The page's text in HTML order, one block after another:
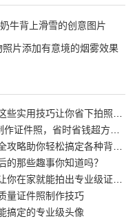
牛背上滑雪的创意图片
片添加有意境的烟雾效果
那些趣事你知道吗？
量证件照制作技巧
搞定的专业级头像